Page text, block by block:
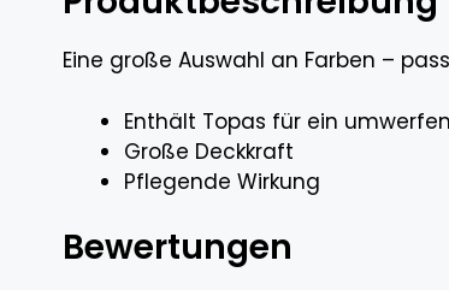
Eine große Auswahl an Farben –
Enthält Topas für ein
Große Deckkraft
Pflegende Wirkung
Bewertungen